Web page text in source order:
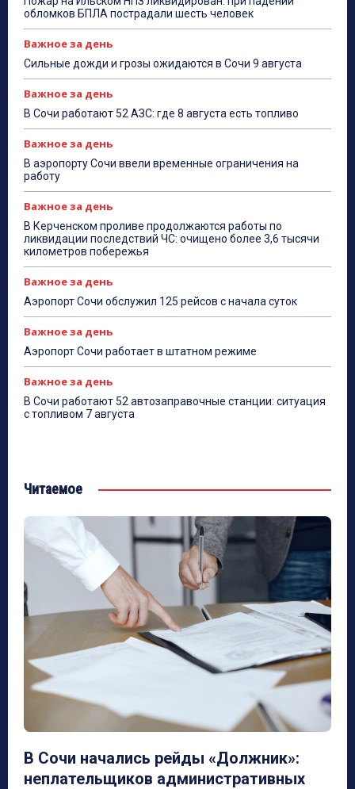
обломков БПЛА пострадали шесть человек
Важное за день
Сильные дожди и грозы ожидаются в Сочи 9 августа
Важное за день
В Сочи работают 52 АЗС: где 8 августа есть топливо
Важное за день
В аэропорту Сочи ввели временные ограничения на
работу
Важное за день
В Керченском проливе продолжаются работы по
ликвидации последствий ЧС: очищено более 3,6 тысячи
километров побережья
Важное за день
Аэропорт Сочи обслужил 125 рейсов с начала суток
Важное за день
Аэропорт Сочи работает в штатном режиме
Важное за день
В Сочи работают 52 автозаправочные станции: ситуация
с топливом 7 августа
Читаемое
В Сочи начались рейды «Должник»:
неплательщиков административных